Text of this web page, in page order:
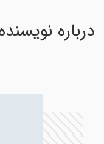
درباره